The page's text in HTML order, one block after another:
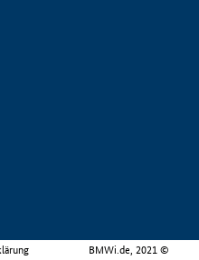
BMWi.de, 2021 ©